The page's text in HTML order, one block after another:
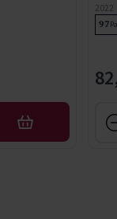
AÑADIR
2022
97Pa